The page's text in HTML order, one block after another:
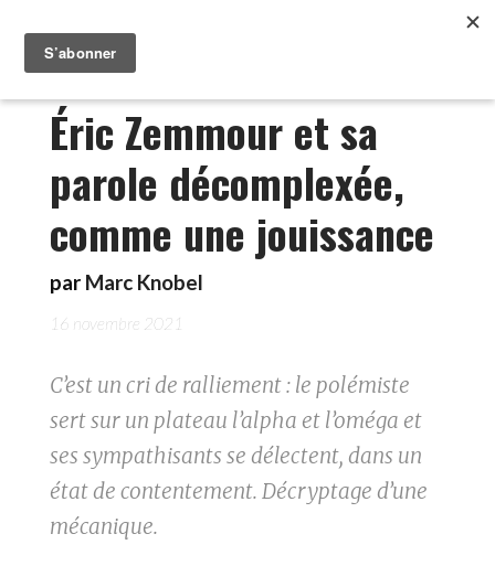
Éric Zemmour et sa
parole décomplexée,
comme une jouissance
par Marc Knobel
16 novembre 2021
C’est un cri de ralliement : le polémiste
sert sur un plateau l’alpha et l’oméga et
ses sympathisants se délectent, dans un
état de contentement. Décryptage d’une
mécanique.